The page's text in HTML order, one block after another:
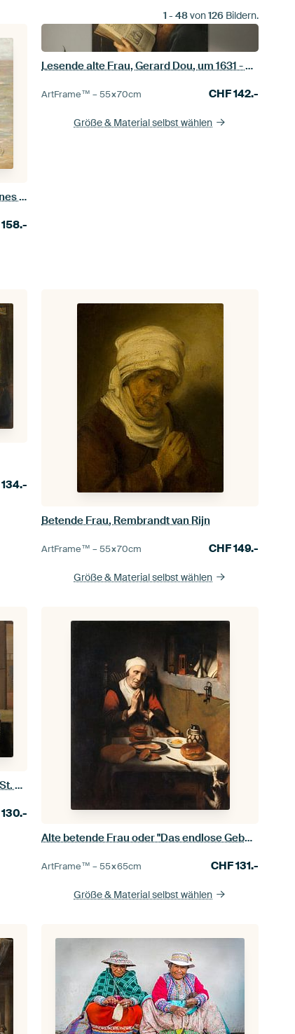
1 - 48von126Bildern.
Spielzeit am Strand, Bernardus Johannes Blommers
158.-
Lesende alte Frau, Gerard Dou, um 1631 - um 1632
ArtFrame™ –55×70cm CHF142.-
Größe & Material selbst wählen
134.-
Betende Frau, Rembrandt van Rijn
ArtFrame™ –55×70cm CHF149.-
Größe & Material selbst wählen
Gruppenporträt der Direktorinnen der St. Elisabeths von Groote Gasthuis in Haarlem, Johannes Corneli
130.-
Alte betende Frau oder "Das endlose Gebet", Nicolaes Maes
ArtFrame™ –55×65cm CHF131.-
Größe & Material selbst wählen